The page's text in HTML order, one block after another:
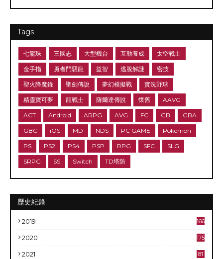
Tags
七龍珠 三國志 大型機台 互動養成 太空戰士
金手指 勇者鬥惡龍 益智 逃脫解謎 密技
聖火降魔錄 聖劍傳說 夢幻模擬戰 實況野球
精靈寶可夢 龍戰士 薩爾達傳說 懷舊 AAVG
ACT Android ARPG AVG FC GB GBA
GBC iOS MD NDS PC GAME Pokemon
PS PS2 PS4 PSP RPG SFC SLG
SRPG SS Switch TD塔防
歷史紀錄
2019 166
2020 175
2021 81